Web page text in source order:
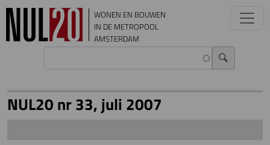
Overslaan en naar de inhoud gaan
WONEN EN BOUWEN
IN DE METROPOOL
AMSTERDAM
NUL20 nr 33, juli 2007